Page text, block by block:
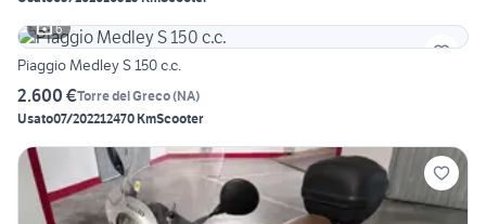
6
Piaggio Medley S 150 c.c.
2.600 €Torre del Greco(NA)
Usato07/202212470 KmScooter